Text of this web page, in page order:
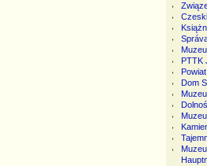
PTTK
Dom